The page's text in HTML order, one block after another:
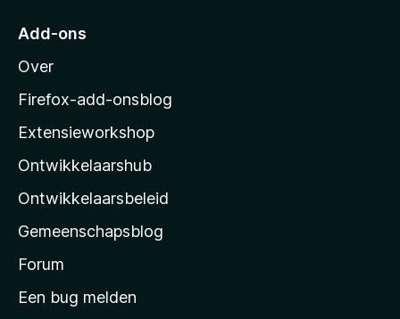
r
o
z
l
l
a
s
s
t
Add-ons
Over
Firefox-add-onsblog
Extensieworkshop
Ontwikkelaarshub
Ontwikkelaarsbeleid
Gemeenschapsblog
Forum
Een bug melden